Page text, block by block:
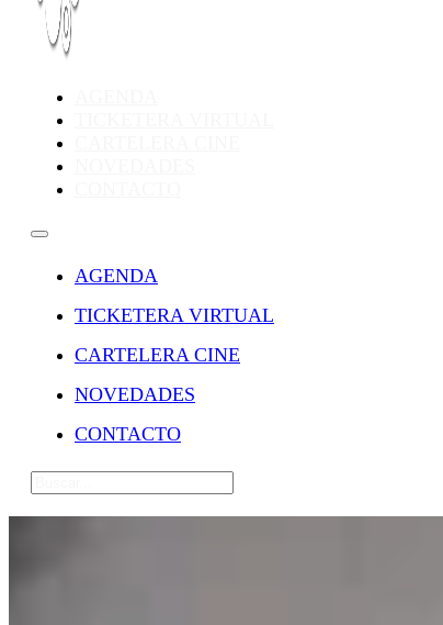
AGENDA
TICKETERA VIRTUAL
CARTELERA CINE
NOVEDADES
CONTACTO